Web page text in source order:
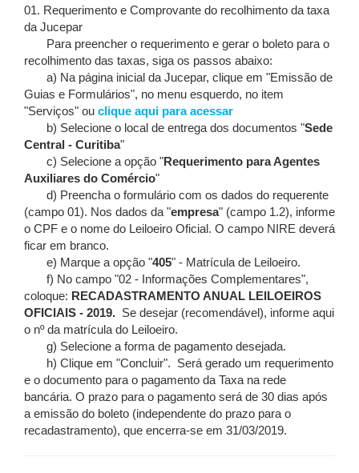
01. Requerimento e Comprovante do recolhimento da taxa
da Jucepar
Para preencher o requerimento e gerar o boleto para o
recolhimento das taxas, siga os passos abaixo:
a) Na página inicial da Jucepar, clique em "Emissão de
Guias e Formulários", no menu esquerdo, no item
"Serviços" ou clique aqui para acessar
b) Selecione o local de entrega dos documentos "Sede
Central - Curitiba"
c) Selecione a opção "Requerimento para Agentes
Auxiliares do Comércio"
d) Preencha o formulário com os dados do requerente
(campo 01). Nos dados da "empresa" (campo 1.2), informe
o CPF e o nome do Leiloeiro Oficial. O campo NIRE deverá
ficar em branco.
e) Marque a opção "405" - Matrícula de Leiloeiro.
f) No campo "02 - Informações Complementares",
coloque: RECADASTRAMENTO ANUAL LEILOEIROS
OFICIAIS - 2019. Se desejar (recomendável), informe aqui
o nº da matrícula do Leiloeiro.
g) Selecione a forma de pagamento desejada.
h) Clique em "Concluir". Será gerado um requerimento
e o documento para o pagamento da Taxa na rede
bancária. O prazo para o pagamento será de 30 dias após
a emissão do boleto (independente do prazo para o
recadastramento), que encerra-se em 31/03/2019.